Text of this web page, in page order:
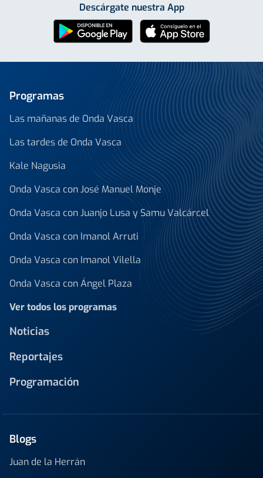
Descárgate nuestra App
Programas
Las mañanas de Onda Vasca
Las tardes de Onda Vasca
Kale Nagusia
Onda Vasca con José Manuel Monje
Onda Vasca con Juanjo Lusa y Samu Valcárcel
Onda Vasca con Imanol Arruti
Onda Vasca con Imanol Vilella
Onda Vasca con Ángel Plaza
Ver todos los programas
Noticias
Reportajes
Programación
Blogs
Juan de la Herrán